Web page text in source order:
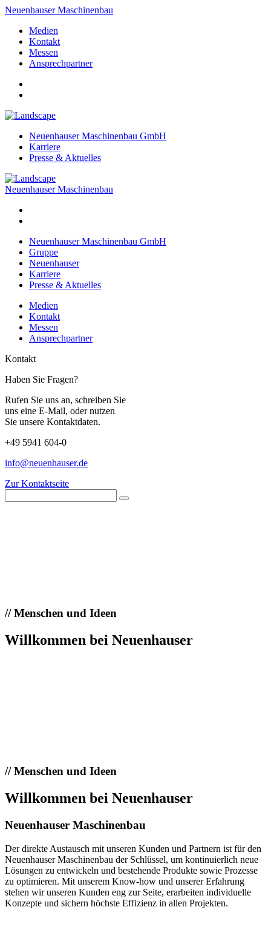
Neuenhauser Maschinenbau
Medien
Kontakt
Messen
Ansprechpartner
Neuenhauser Maschinenbau GmbH
Karriere
Presse & Aktuelles
Neuenhauser Maschinenbau
Neuenhauser Maschinenbau GmbH
Gruppe
Neuenhauser
Karriere
Presse & Aktuelles
Medien
Kontakt
Messen
Ansprechpartner
Kontakt
Haben Sie Fragen?
Rufen Sie uns an, schreiben Sie
uns eine E-Mail, oder nutzen
Sie unsere Kontaktdaten.
+49 5941 604-0
info@neuenhauser.de
Zur Kontaktseite
//Menschen und Ideen
Willkommen bei Neuenhauser
//Menschen und Ideen
Willkommen bei Neuenhauser
Neuenhauser Maschinenbau
Der direkte Austausch mit unseren Kunden und Partnern ist für den
Neuenhauser Maschinenbau der Schlüssel, um kontinuierlich neue
Lösungen zu entwickeln und bestehende Produkte sowie Prozesse
zu optimieren. Mit unserem Know-how und unserer Erfahrung
stehen wir unseren Kunden eng zur Seite, erarbeiten individuelle
Konzepte und sichern höchste Effizienz in allen Projekten.